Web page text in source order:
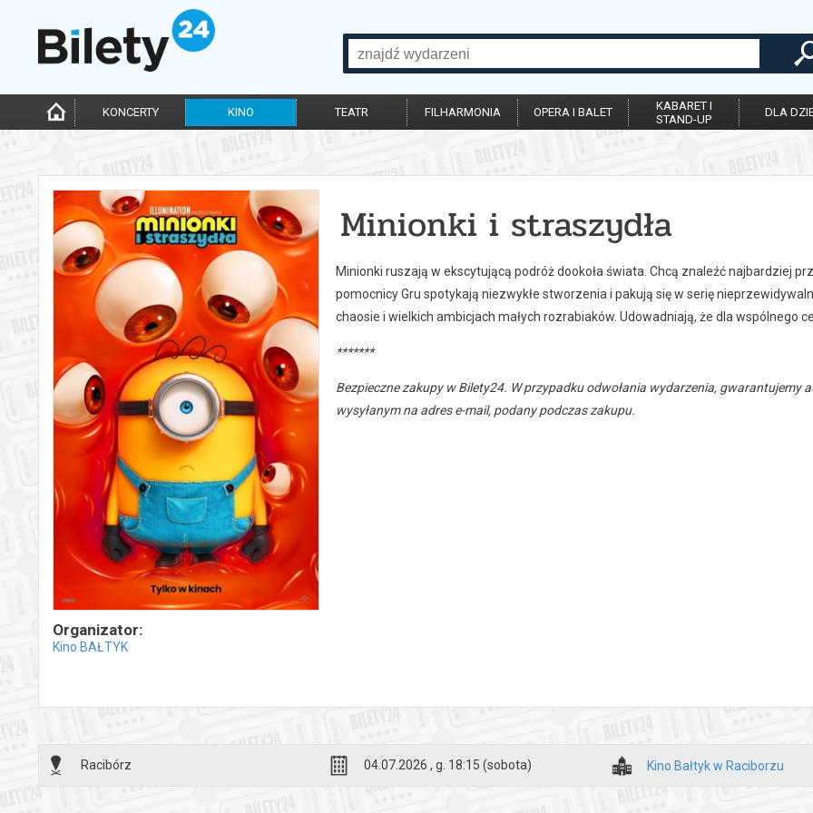
KONCERTY KINO TEATR FILHARMONIA OPERA I BALET
KABARET I
STAND-UP
DLA
Organizator:
Kino BAŁTYK
Minionki i straszydła
Minionki ruszają w ekscytującą podróż dookoła świata. Chcą znaleźć najbardziej
pomocnicy Gru spotykają niezwykłe stworzenia i pakują się w serię
chaosie i wielkich ambicjach małych rozrabiaków. Udowadniają, że dla wspólnego
*******
Bezpieczne zakupy w Bilety24. W przypadku odwołania wydarzenia,
wysyłanym na adres e-mail, podany podczas zakupu.
Racibórz 04.07.2026 , g. 18:15 (sobota) Kino Bałtyk w Raciborzu